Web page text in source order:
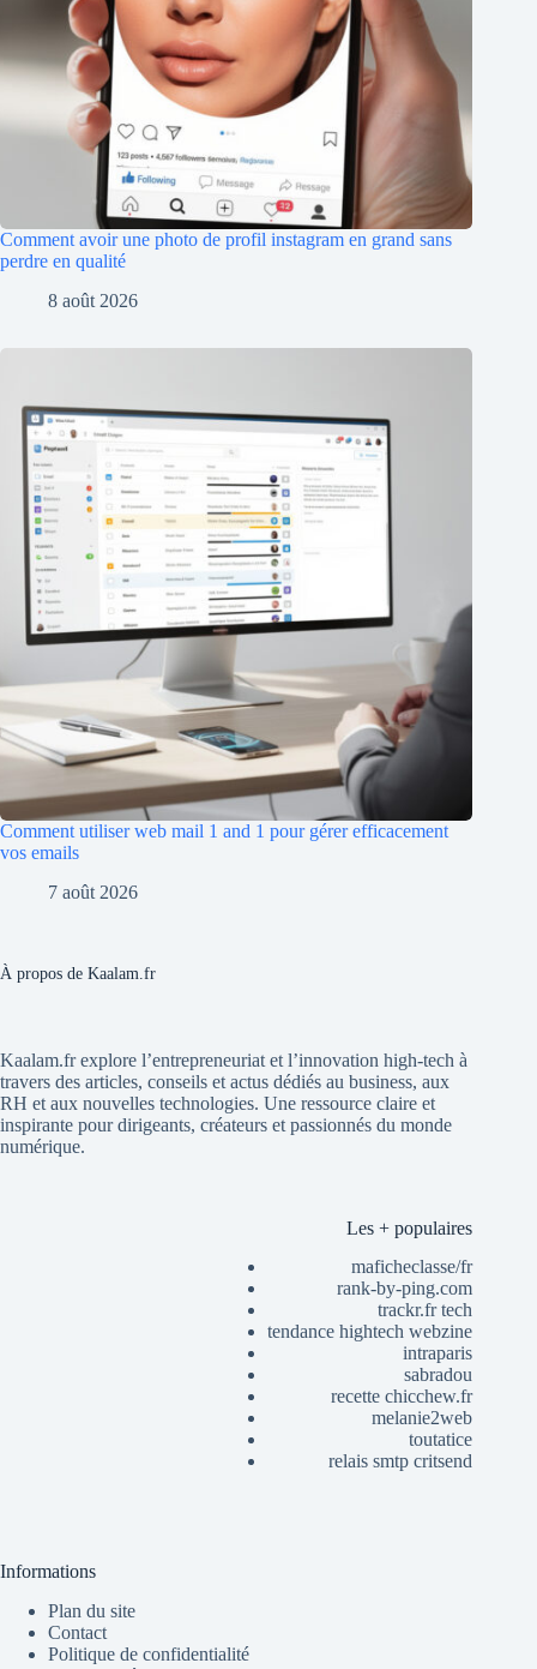
Comment avoir une photo de profil instagram en grand sans
perdre en qualité
8 août 2026
Comment utiliser web mail 1 and 1 pour gérer efficacement
vos emails
7 août 2026
À propos de Kaalam.fr
Kaalam.fr explore l’entrepreneuriat et l’innovation high-tech à
travers des articles, conseils et actus dédiés au business, aux
RH et aux nouvelles technologies. Une ressource claire et
inspirante pour dirigeants, créateurs et passionnés du monde
numérique.
Les + populaires
maficheclasse/fr
rank-by-ping.com
trackr.fr tech
tendance hightech webzine
intraparis
sabradou
recette chicchew.fr
melanie2web
toutatice
relais smtp critsend
Informations
Plan du site
Contact
Politique de confidentialité